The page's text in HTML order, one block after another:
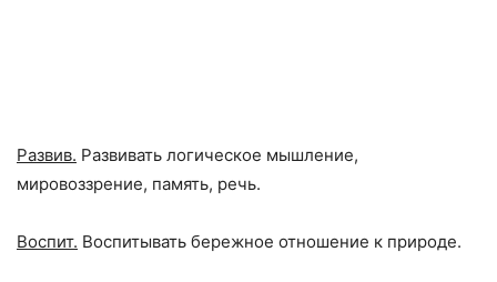
Развив. Развивать логическое мышление,
мировоззрение, память, речь.
Воспит. Воспитывать бережное отношение к природе.